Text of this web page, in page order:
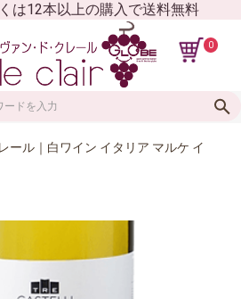
は12本以上の購入で送料無料
0
ール｜白ワイン イタリア マルケ イ